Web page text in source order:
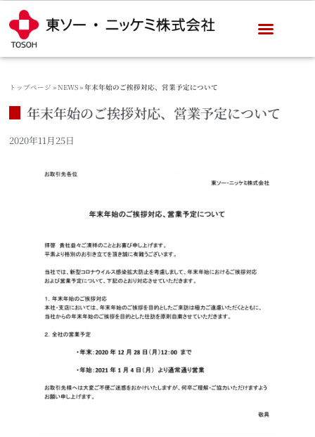
トップページ »NEWS»年末年始のご挨拶対応、営業予定について
年末年始のご挨拶対応、営業予定について
2020年11月25日